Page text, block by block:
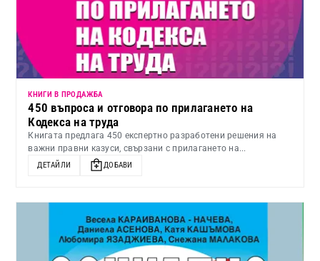
КНИГИ В ПРОДАЖБА
450 въпроса и отговора по прилагането на
Кодекса на труда
Книгата предлага 450 експертно разработени решения на
важни правни казуси, свързани с прилагането на...
ДЕТАЙЛИ ДОБАВИ